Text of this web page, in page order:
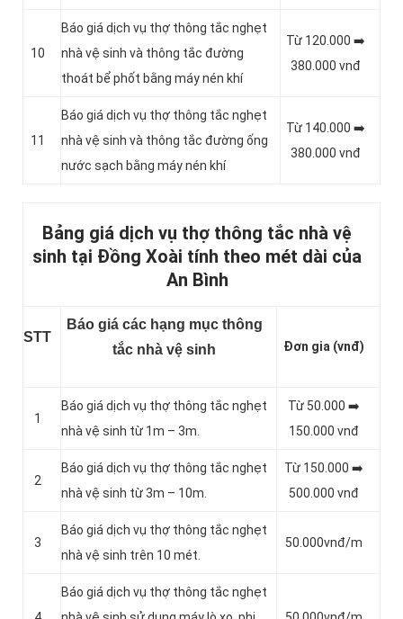
10
Báo giá dịch vụ thợ thông tắc nghẹt
nhà vệ sinh và thông tắc đường
thoát bể phốt bằng máy nén khí
Từ 120.000 ➡️
380.000 vnđ
11
Báo giá dịch vụ thợ thông tắc nghẹt
nhà vệ sinh và thông tắc đường ống
nước sạch bằng máy nén khí
Từ 140.000 ➡️
380.000 vnđ
Bảng giá dịch vụ thợ thông tắc nhà vệ
sinh tại Đồng Xoài tính theo mét dài của
An Bình
STT
Báo giá các hạng mục thông
tắc nhà vệ sinh
Đơn gia (vnđ)
1
Báo giá dịch vụ thợ thông tắc nghẹt
nhà vệ sinh từ 1m – 3m.
Từ 50.000 ➡️
150.000 vnđ
2
Báo giá dịch vụ thợ thông tắc nghẹt
nhà vệ sinh từ 3m – 10m.
Từ 150.000 ➡️
500.000 vnđ
3
Báo giá dịch vụ thợ thông tắc nghẹt
nhà vệ sinh trên 10 mét.
50.000vnđ/m
Báo giá dịch vụ thợ thông tắc nghẹt